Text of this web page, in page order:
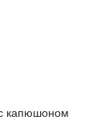
капюшоном